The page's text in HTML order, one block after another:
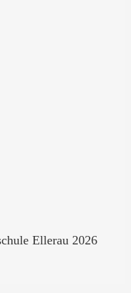
Ellerau 2026